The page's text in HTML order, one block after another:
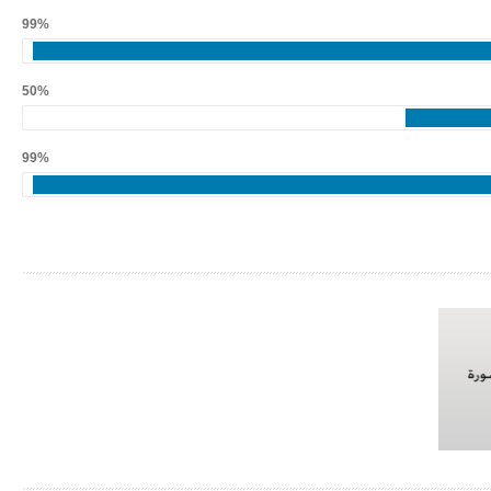
99%
50%
99%